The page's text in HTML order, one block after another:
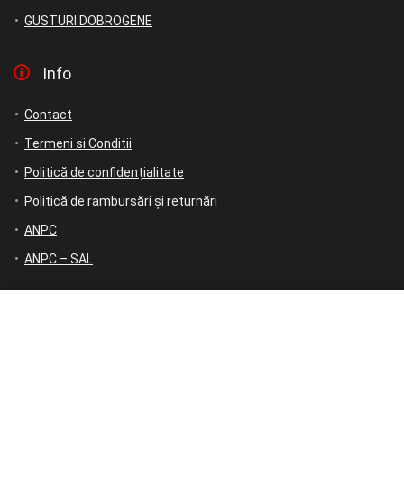
GUSTURI DOBROGENE
Info
Contact
Termeni si Conditii
Politică de confidențialitate
Politică de rambursări și returnări
ANPC
ANPC – SAL